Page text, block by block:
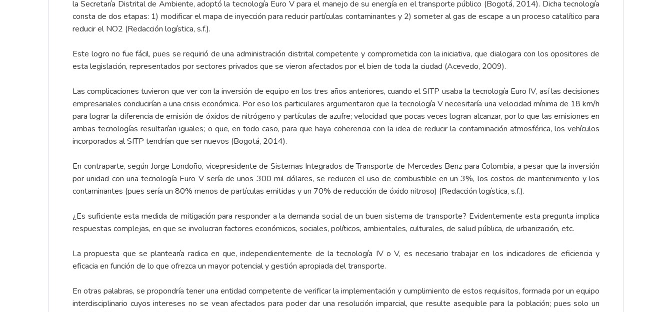
la Secretaría Distrital de Ambiente, adoptó la tecnología Euro V para el manejo de su energía en el transporte público (Bogotá, 2014). Dicha tecnología
consta de dos etapas: 1) modificar el mapa de inyección para reducir partículas contaminantes y 2) someter al gas de escape a un proceso catalítico para
reducir el NO2 (Redacción logística, s.f.).
Este logro no fue fácil, pues se requirió de una administración distrital competente y comprometida con la iniciativa, que dialogara con los opositores de
esta legislación, representados por sectores privados que se vieron afectados por el bien de toda la ciudad (Acevedo, 2009).
Las complicaciones tuvieron que ver con la inversión de equipo en los tres años anteriores, cuando el SITP usaba la tecnología Euro IV, así las decisiones
empresariales conducirían a una crisis económica. Por eso los particulares argumentaron que la tecnología V necesitaría una velocidad mínima de 18 km/h
para lograr la diferencia de emisión de óxidos de nitrógeno y partículas de azufre; velocidad que pocas veces logran alcanzar, por lo que las emisiones en
ambas tecnologías resultarían iguales; o que, en todo caso, para que haya coherencia con la idea de reducir la contaminación atmosférica, los vehículos
incorporados al SITP tendrían que ser nuevos (Bogotá, 2014).
En contraparte, según Jorge Londoño, vicepresidente de Sistemas Integrados de Transporte de Mercedes Benz para Colombia, a pesar que la inversión
por unidad con una tecnología Euro V sería de unos 300 mil dólares, se reducen el uso de combustible en un 3%, los costos de mantenimiento y los
contaminantes (pues sería un 80% menos de partículas emitidas y un 70% de reducción de óxido nitroso) (Redacción logística, s.f.).
¿Es suficiente esta medida de mitigación para responder a la demanda social de un buen sistema de transporte? Evidentemente esta pregunta implica
respuestas complejas, en que se involucran factores económicos, sociales, políticos, ambientales, culturales, de salud pública, de urbanización, etc.
La propuesta que se plantearía radica en que, independientemente de la tecnología IV o V, es necesario trabajar en los indicadores de eficiencia y
eficacia en función de lo que ofrezca un mayor potencial y gestión apropiada del transporte.
En otras palabras, se propondría tener una entidad competente de verificar la implementación y cumplimiento de estos requisitos, formada por un equipo
interdisciplinario cuyos intereses no se vean afectados para poder dar una resolución imparcial, que resulte asequible para la población; pues solo un